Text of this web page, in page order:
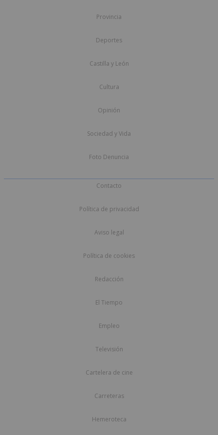
Provincia
Deportes
Castilla y León
Cultura
Opinión
Sociedad y Vida
Foto Denuncia
Contacto
Política de privacidad
Aviso legal
Política de cookies
Redacción
El Tiempo
Empleo
Televisión
Cartelera de cine
Carreteras
Hemeroteca